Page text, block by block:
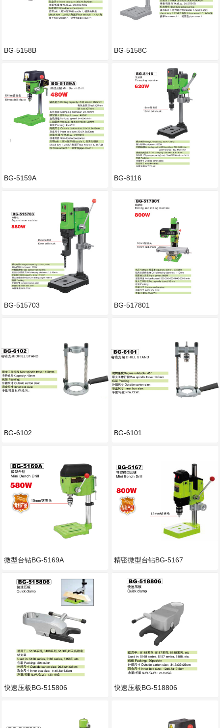
BG-5158B
BG-5159A
BG-515703
BG-6102
微型台钻BG-5169A
快速压板BG-515806
BG-5158C
BG-8116
BG-517801
BG-6101
精密微型台钻BG-5167
快速压板BG-518806